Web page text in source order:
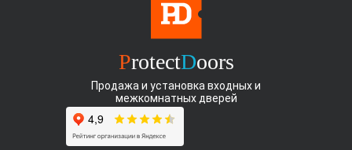
ProtectDoors
Продажа и установка входных и
межкомнатных дверей